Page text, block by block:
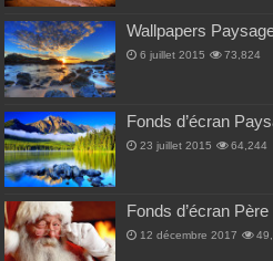
Wallpapers
6 juillet 2015 73,824
Fonds d’écran
23 juillet 2015 64,244
Fonds d’écran
12 décembre 2017